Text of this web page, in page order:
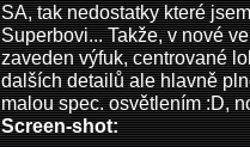
SA, tak nedostatky které
Superbovi... Takže, v nové
zaveden výfuk, centrované
dalších detailů ale hlavně
malou spec. osvětlením :D,
Screen-shot: